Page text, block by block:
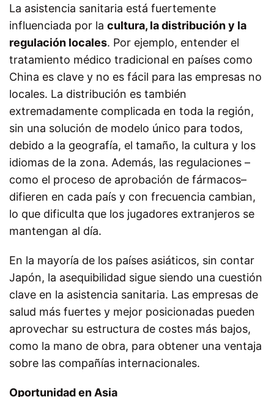
La asistencia sanitaria está fuertemente
influenciada por la cultura, la distribución y la
regulación locales. Por ejemplo, entender el
tratamiento médico tradicional en países como
China es clave y no es fácil para las empresas no
locales. La distribución es también
extremadamente complicada en toda la región,
sin una solución de modelo único para todos,
debido a la geografía, el tamaño, la cultura y los
idiomas de la zona. Además, las regulaciones –
como el proceso de aprobación de fármacos–
difieren en cada país y con frecuencia cambian,
lo que dificulta que los jugadores extranjeros se
mantengan al día.
En la mayoría de los países asiáticos, sin contar
Japón, la asequibilidad sigue siendo una cuestión
clave en la asistencia sanitaria. Las empresas de
salud más fuertes y mejor posicionadas pueden
aprovechar su estructura de costes más bajos,
como la mano de obra, para obtener una ventaja
sobre las compañías internacionales.
Oportunidad en Asia